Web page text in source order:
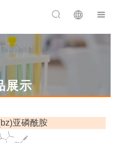
 
展示
亚磷酰胺